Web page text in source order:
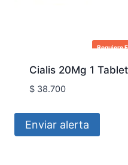
Requiere
Cialis 20Mg 1
$38.700
Enviar alerta